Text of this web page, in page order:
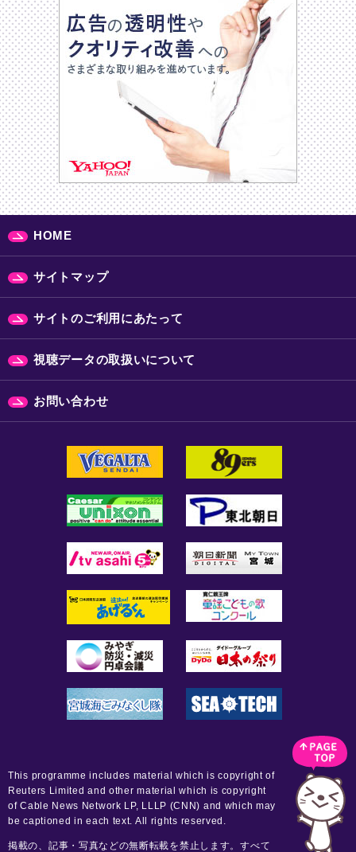
HOME
サイトマップ
サイトのご利用にあたって
視聴データの取扱いについて
お問い合わせ
This programme includes material which is copyright of
Reuters Limited and other material which is copyright
of Cable News Network LP, LLLP (CNN) and which may
be captioned in each text. All rights reserved.
掲載の、記事・写真などの無断転載を禁止します。すべて